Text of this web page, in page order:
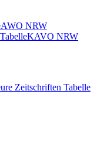
AWO NRW
KAVO NRW
Zeitschriften Tabelle